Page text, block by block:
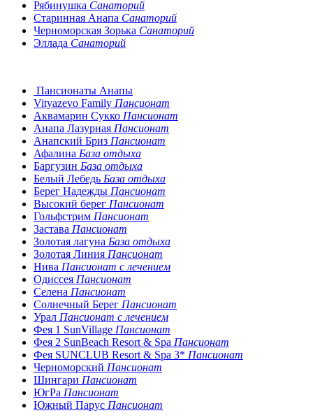
Рябинушка Санаторий
Старинная Анапа Санаторий
Черноморская Зорька Санаторий
Эллада Санаторий
Пансионаты Анапы
Vityazevo Family Пансионат
Аквамарин Сукко Пансионат
Анапа Лазурная Пансионат
Анапский Бриз Пансионат
Афалина База отдыха
Баргузин База отдыха
Белый Лебедь База отдыха
Берег Надежды Пансионат
Высокий берег Пансионат
Гольфстрим Пансионат
Застава Пансионат
Золотая лагуна База отдыха
Золотая Линия Пансионат
Нива Пансионат с лечением
Одиссея Пансионат
Селена Пансионат
Солнечный Берег Пансионат
Урал Пансионат с лечением
Фея 1 SunVillage Пансионат
Фея 2 SunBeach Resort & Spa Пансионат
Фея SUNCLUB Resort & Spa 3* Пансионат
Черноморский Пансионат
Шингари Пансионат
ЮгРа Пансионат
Южный Парус Пансионат